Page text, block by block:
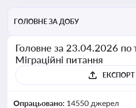
ГОЛОВНЕ ЗА ДОБУ
Головне за 23.04.2026 по
Міграційні питання
ЕКСПОРТ
Опрацьовано: 14550 джерел